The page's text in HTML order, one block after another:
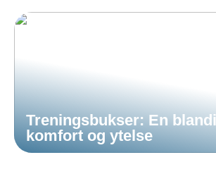
Treningsbukser: En
komfort og ytelse